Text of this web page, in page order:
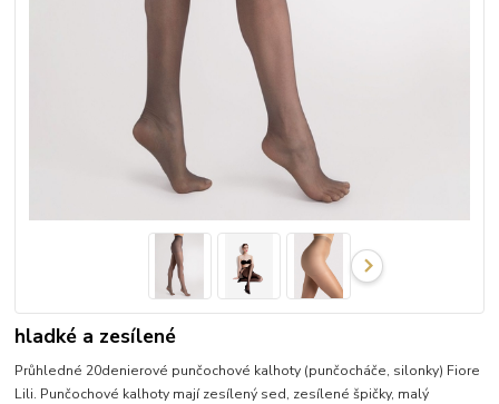
hladké a zesílené
Průhledné 20denierové punčochové kalhoty (punčocháče, silonky) Fiore
Lili. Punčochové kalhoty mají zesílený sed, zesílené špičky, malý